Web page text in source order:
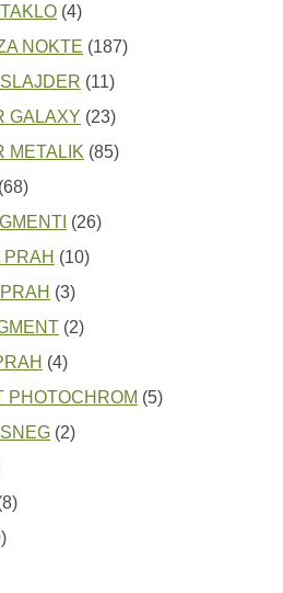
proizvoda
44
proizvoda
NOKTE 187187
1111
proizvoda
GALAXY 2323
proizvoda
METALIK 8585
6868
proizvoda
2626
1010
33
proizvoda
22
44
proizvoda
PHOTOCHROM 55
22
88
10